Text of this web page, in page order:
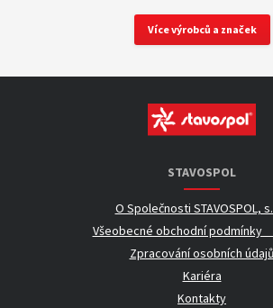
Více výrobců a značek
STAVOSPOL
O Společnosti STAVOSPOL,
Všeobecné obchodní podmínky
Zpracování osobních údajů
Kariéra
Kontakty